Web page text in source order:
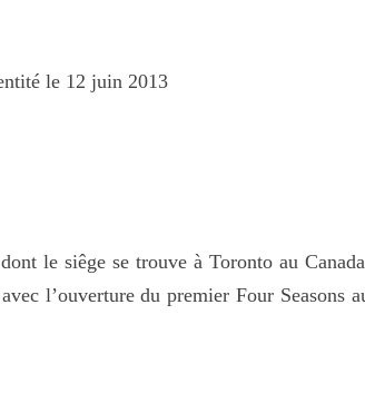
le 12 juin 2013
le siêge se trouve à Toronto au
l’ouverture du premier Four Seasons